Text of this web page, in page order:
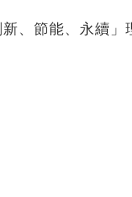
、節能、永續」